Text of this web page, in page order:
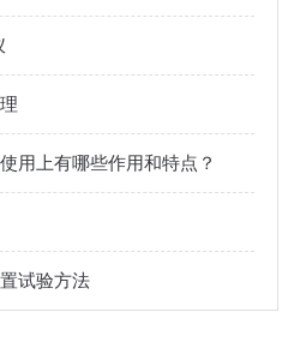
用上有哪些作用和特点？
试验方法